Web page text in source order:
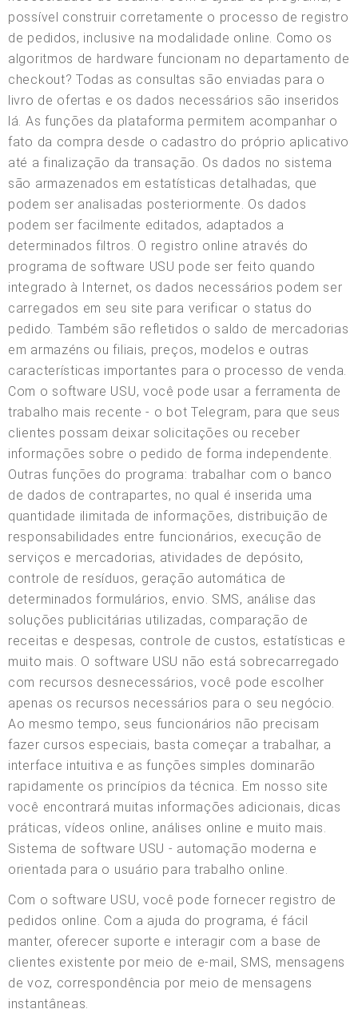
possível construir corretamente o processo de registro
de pedidos, inclusive na modalidade online. Como os
algoritmos de hardware funcionam no departamento de
checkout? Todas as consultas são enviadas para o
livro de ofertas e os dados necessários são inseridos
lá. As funções da plataforma permitem acompanhar o
fato da compra desde o cadastro do próprio aplicativo
até a finalização da transação. Os dados no sistema
são armazenados em estatísticas detalhadas, que
podem ser analisadas posteriormente. Os dados
podem ser facilmente editados, adaptados a
determinados filtros. O registro online através do
programa de software USU pode ser feito quando
integrado à Internet, os dados necessários podem ser
carregados em seu site para verificar o status do
pedido. Também são refletidos o saldo de mercadorias
em armazéns ou filiais, preços, modelos e outras
características importantes para o processo de venda.
Com o software USU, você pode usar a ferramenta de
trabalho mais recente - o bot Telegram, para que seus
clientes possam deixar solicitações ou receber
informações sobre o pedido de forma independente.
Outras funções do programa: trabalhar com o banco
de dados de contrapartes, no qual é inserida uma
quantidade ilimitada de informações, distribuição de
responsabilidades entre funcionários, execução de
serviços e mercadorias, atividades de depósito,
controle de resíduos, geração automática de
determinados formulários, envio. SMS, análise das
soluções publicitárias utilizadas, comparação de
receitas e despesas, controle de custos, estatísticas e
muito mais. O software USU não está sobrecarregado
com recursos desnecessários, você pode escolher
apenas os recursos necessários para o seu negócio.
Ao mesmo tempo, seus funcionários não precisam
fazer cursos especiais, basta começar a trabalhar, a
interface intuitiva e as funções simples dominarão
rapidamente os princípios da técnica. Em nosso site
você encontrará muitas informações adicionais, dicas
práticas, vídeos online, análises online e muito mais.
Sistema de software USU - automação moderna e
orientada para o usuário para trabalho online.
Com o software USU, você pode fornecer registro de
pedidos online. Com a ajuda do programa, é fácil
manter, oferecer suporte e interagir com a base de
clientes existente por meio de e-mail, SMS, mensagens
de voz, correspondência por meio de mensagens
instantâneas.